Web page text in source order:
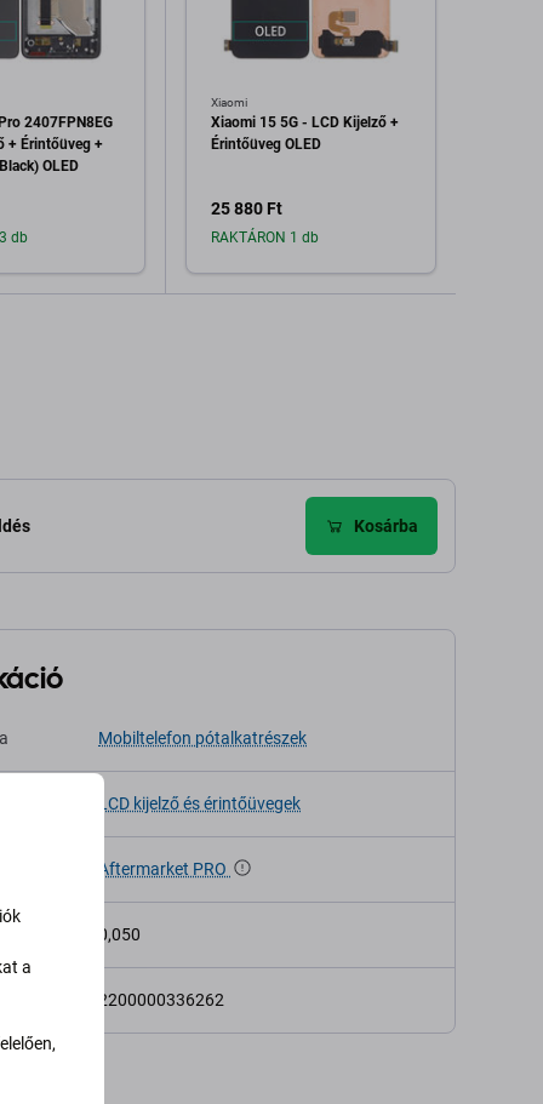
2407FPN8EG
+ Érintőüveg +
OLED
db
Xiaomi
Xiaomi 15 5G - LCD Kijelző +
Érintőüveg OLED
25 880 Ft
RAKTÁRON 1 db
Kosárba
Mobiltelefon pótalkatrészek
LCD kijelző és érintőüvegek
Aftermarket PRO
0,050
2200000336262
a